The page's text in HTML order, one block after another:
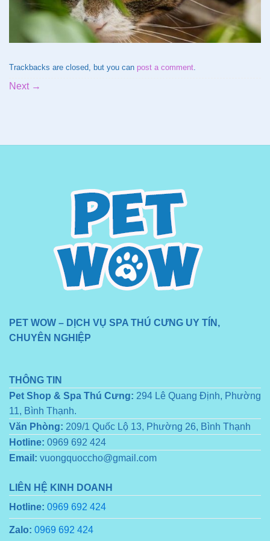
Trackbacks are closed, but you can post a comment
Next →
PET WOW – DỊCH VỤ SPA THÚ CƯNG UY TÍN,
CHUYÊN NGHIỆP
THÔNG TIN
Pet Shop & Spa Thú Cưng: 294 Lê Quang Định, Phường
11, Bình Thạnh.
Văn Phòng: 209/1 Quốc Lộ 13, Phường 26, Bình Thạnh
Hotline: 0969 692 424
Email: vuongquoccho@gmail.com
LIÊN HỆ KINH DOANH
Hotline: 0969 692 424
Zalo: 0969 692 424